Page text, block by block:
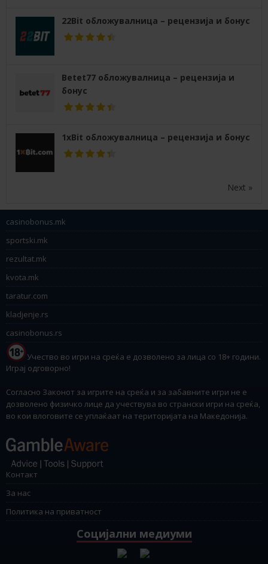
22Bit обложувалница – рецензија и бонус
Betet77 обложувалница – рецензија и
бонус
1xBit обложувалница – рецензија и бонус
Next »
casinobonus.mk
sportski.mk
rezultat.mk
kvota.mk
taratur.com
kladjenje.rs
casinobonus.rs
Учество во игри на среќа е дозволено за лица со 18+ години.
Играј одговорно!
Согласно Законот за игрите на среќа и за забавните игри не е
дозволено физичко лице да учествува во странски игри на среќа,
во кои влоговите се уплаќаат на територијата на Македонија.
Контакт
За нас
Политика на приватност
Социјални медиуми